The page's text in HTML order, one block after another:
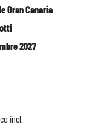
Gran Canaria
2027
incl.